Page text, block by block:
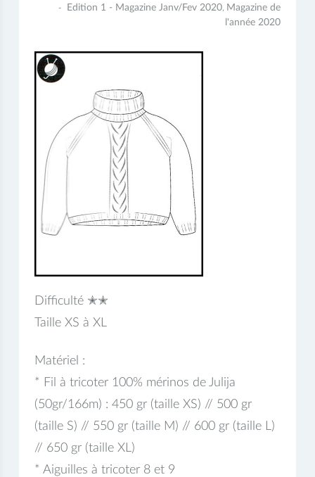
Edition 1 - Magazine Janv/Fev 2020, Magazine de
l'année 2020
Difficulté ✭✭
Taille XS à XL
Matériel :
* Fil à tricoter 100% mérinos de Julija
(50gr/166m) : 450 gr (taille XS) // 500 gr
(taille S) // 550 gr (taille M) // 600 gr (taille L)
// 650 gr (taille XL)
* Aiguilles à tricoter 8 et 9